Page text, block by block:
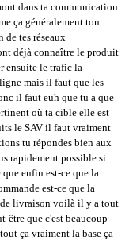
dans ta communication
ça généralement ton
tes réseaux
déjà connaître le produit
ensuite le trafic la
mais il faut que les
il faut euh que tu a que
où ta cible elle est
le SAV il faut vraiment
tu répondes bien aux
rapidement possible si
enfin est-ce que la
est-ce que la
de livraison voilà il y a tout
être que c'est beaucoup
ça vraiment la base ça